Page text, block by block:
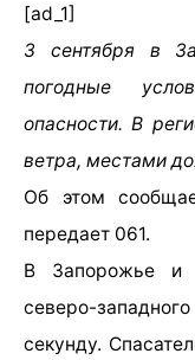
[ad_1]
3 сентября в
погодные
опасности. В
ветра, местами
Об этом
передает 061.
В Запорожье и
северо-
секунду.